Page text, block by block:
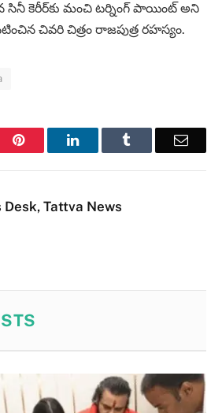
కెరీర్‌కు మంచి టర్నింగ్ పాయింట్‌ అని
చివరి చిత్రం రాజపుత్ర రహస్యం.
Pinterest LinkedIn Email
Desk, Tattva News